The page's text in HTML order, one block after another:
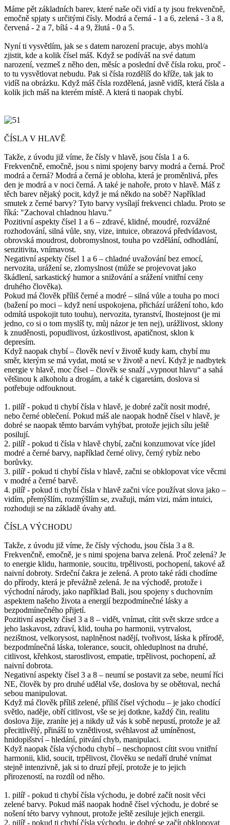
Máme pět základních barev, které naše oči vidí a ty jsou frekvenčně,
emočně spjaty s určitými čísly. Modrá a černá - 1 a 6, zelená - 3 a 8,
červená - 2 a 7, bílá - 4 a 9, žlutá - 0 a 5.
Nyní ti vysvětlím, jak se s datem narození pracuje, abys mohl/a
zjistit, kde a kolik čísel máš. Když se podíváš na své datum
narození, vezmeš z něho den, měsíc a poslední dvě čísla roku, proč -
to tu vysvětlovat nebudu. Pak si čísla rozdělíš do kříže, tak jak to
vidíš na obrázku. Když máš čísla rozdělená, jasně vidíš, která čísla a
kolik jich máš na kterém místě. A která ti naopak chybí.
ČÍSLA V HLAVĚ
Takže, z úvodu již víme, že čísly v hlavě, jsou čísla 1 a 6.
Frekvenčně, emočně, jsou s nimi spojeny barvy modrá a černá. Proč
modrá a černá? Modrá a černá je obloha, která je proměnlivá, přes
den je modrá a v noci černá. A také je nahoře, proto v hlavě. Máš z
těch barev nějaký pocit, když je má někdo na sobě? Například
smutek z černé barvy? Tyto barvy vysílají frekvenci chladu. Proto se
říká: "Zachoval chladnou hlavu."
Pozitivní aspekty čísel 1 a 6 – zdravé, klidné, moudré, rozvážné
rozhodování, silná vůle, sny, vize, intuice, obrazová předvídavost,
obrovská moudrost, dobromyslnost, touha po vzdělání, odhodlání,
senzitivita, vnímavost.
Negativní aspekty čísel 1 a 6 – chladné uvažování bez emocí,
nervozita, urážení se, zlomyslnost (může se projevovat jako
škádlení, sarkastický humor a snižování a srážení vnitřní ceny
druhého člověka).
Pokud má člověk příliš černé a modré – silná vůle a touha po moci
(bažení po moci – když není uspokojena, přichází urážení toho, kdo
odmítá uspokojit tuto touhu), nervozita, tyranství, lhostejnost (je mi
jedno, co si o tom myslíš ty, můj názor je ten nej), urážlivost, sklony
k znuděnosti, popudlivost, úzkostlivost, apatičnost, sklon k
depresím.
Když naopak chybí – člověk neví v životě kudy kam, chybí mu
směr, kterým se má vydat, motá se v životě a neví. Když je nadbytek
energie v hlavě, moc čísel – člověk se snaží „vypnout hlavu“ a sahá
většinou k alkoholu a drogám, a také k cigaretám, doslova si
potřebuje odfouknout.
1. pilíř - pokud ti chybí čísla v hlavě, je dobré začít nosit modré,
nebo černé oblečení. Pokud máš ale naopak hodně čísel v hlavě, je
dobré se naopak těmto barvám vyhýbat, protože jejich sílu ještě
posilují.
2. pilíř - pokud ti čísla v hlavě chybí, začni konzumovat více jídel
modré a černé barvy, například černé olivy, černý rybíz nebo
borůvky.
3. pilíř - pokud ti chybí čísla v hlavě, začni se obklopovat více věcmi
v modré a černé barvě.
4. pilíř - pokud ti chybí čísla v hlavě začni více používat slova jako –
vidím, přemýšlím, rozmýšlím se, zvažuji, mám vizi, mám intuici,
rozhoduji se na základě úvahy atd.
ČÍSLA VÝCHODU
Takže, z úvodu již víme, že čísly východu, jsou čísla 3 a 8.
Frekvenčně, emočně, je s nimi spojena barva zelená. Proč zelená? Je
to energie klidu, harmonie, soucitu, trpělivosti, pochopení, takové až
naivní dobroty. Srdeční čakra je zelená. A proto také rádi chodíme
do přírody, která je převážně zelená. Je na východě, protože i
východní národy, jako například Bali, jsou spojeny s duchovním
aspektem našeho života a energií bezpodmínečné lásky a
bezpodmínečného přijetí.
Pozitivní aspekty čísel 3 a 8 – vidět, vnímat, cítit svět skrze srdce a
jeho laskavost, zdraví, klid, touha po harmonii, vytrvalost,
nezištnost, velkorysost, naplněnost nadějí, tvořivost, láska k přírodě,
bezpodmínečná láska, tolerance, soucit, ohleduplnost na druhé,
citlivost, křehkost, starostlivost, empatie, trpělivost, pochopení, až
naivní dobrota.
Negativní aspekty čísel 3 a 8 – neumí se postavit za sebe, neumí říci
NE, člověk by pro druhé udělal vše, doslova by se obětoval, nechá
sebou manipulovat.
Když má člověk příliš zelené, příliš čísel východu – je jako chodící
světlo, naděje, obří citlivost, vše se jej dotkne, každý čin, realitu
doslova žije, zraníte jej a nikdy už vás k sobě nepustí, protože je až
přecitlivělý, přináší to vznětlivost, svéhlavost až umíněnost,
hnidopišství – hledání, pitvání chyb, manipulaci.
Když naopak čísla východu chybí – neschopnost cítit svou vnitřní
harmonii, klid, soucit, trpělivost, člověku se nedaří druhé vnímat
stejně intenzivně, jak si to druzí přejí, protože je to jejich
přirozeností, na rozdíl od něho.
1. pilíř - pokud ti chybí čísla východu, je dobré začít nosit věci
zelené barvy. Pokud máš naopak hodně čísel východu, je dobré se
nošení této barvy vyhnout, protože ještě zesiluje jejich energii.
2. pilíř - pokud ti chybí čísla východu, je dobré se začít obklopovat